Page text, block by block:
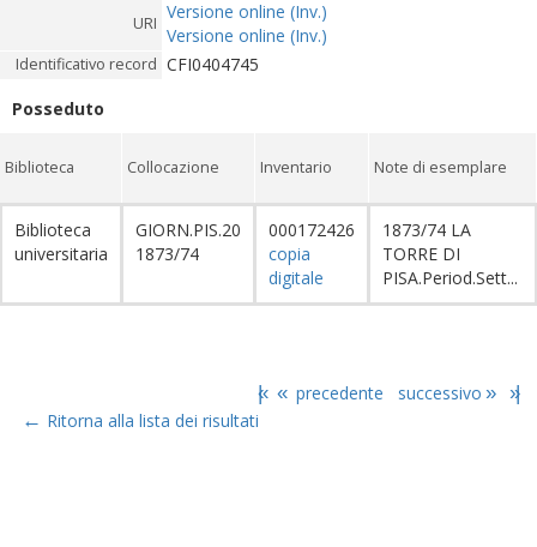
URI
Versione online (Inv.)
Versione online (Inv.)
Identificativo record CFI0404745
Posseduto
Biblioteca Collocazione Inventario Note di esemplare
Biblioteca
universitaria
GIORN.PIS.20
1873/74
000172426
copia
digitale
1873/74 LA
TORRE DI
PISA.Period.Sett...
|« « precedente successivo » »|
← Ritorna alla lista dei risultati